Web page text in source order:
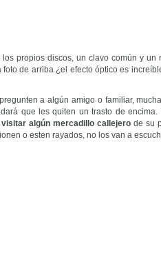
propios discos, un clavo común y un
foto de arriba ¿el efecto óptico es
a algún amigo o familiar,
que les quiten un trasto de
visitar algún mercadillo callejerode su
o esten rayados, no los van a